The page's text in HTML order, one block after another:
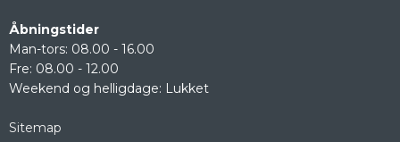
Åbningstider
Man-tors: 08.00 - 16.00
Fre: 08.00 - 12.00
Weekend og helligdage: Lukket
Sitemap